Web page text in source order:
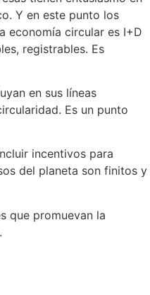
Y en este punto los
economía circular es I+D
registrables. Es
en sus líneas
Es un punto
incentivos para
del planeta son finitos y
que promuevan la